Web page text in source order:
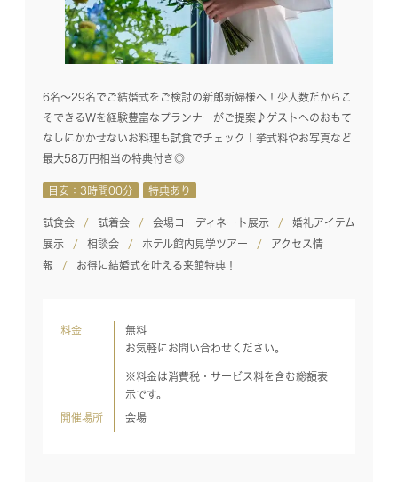
6名～29名でご結婚式をご検討の新郎新婦様へ！少人数だからこ
そできるWを経験豊富なプランナーがご提案♪ゲストへのおもて
なしにかかせないお料理も試食でチェック！挙式料やお写真など
最大58万円相当の特典付き◎
目安：3時間00分 特典あり
試食会 試着会 会場コーディネート展示
婚礼アイテム
展示
相談会 ホテル館内見学ツアー
アクセス情
報
お得に結婚式を叶える来館特典！
料金
無料
お気軽にお問い合わせください。
※料金は消費税・サービス料を含む総額表
示です。
開催場所 会場